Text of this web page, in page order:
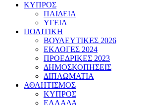
ΚΥΠΡΟΣ
ΠΑΙΔΕΙΑ
ΥΓΕΙΑ
ΠΟΛΙΤΙΚΗ
ΒΟΥΛΕΥΤΙΚΕΣ 2026
ΕΚΛΟΓΕΣ 2024
ΠΡΟΕΔΡΙΚΕΣ 2023
ΔΗΜΟΣΚΟΠΗΣΕΙΣ
ΔΙΠΛΩΜΑΤΙΑ
ΑΘΛΗΤΙΣΜΟΣ
ΚΥΠΡΟΣ
ΕΛΛΑΔΑ